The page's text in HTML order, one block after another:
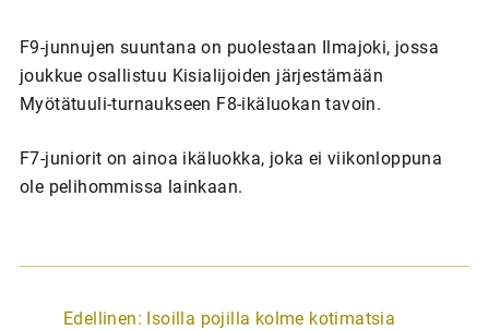
F9-junnujen suuntana on puolestaan Ilmajoki, jossa
joukkue osallistuu Kisialijoiden järjestämään
Myötätuuli-turnaukseen F8-ikäluokan tavoin.
F7-juniorit on ainoa ikäluokka, joka ei viikonloppuna
ole pelihommissa lainkaan.
A
Edellinen: Isoilla pojilla kolme kotimatsia